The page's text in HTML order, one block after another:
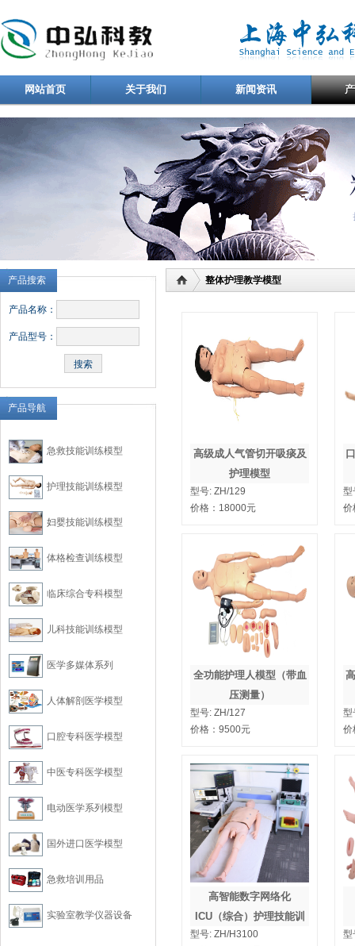
网站首页 关于我们 新闻资讯
产品搜索
产品名称：
产品型号：
产品导航
急救技能训练模型
护理技能训练模型
妇婴技能训练模型
体格检查训练模型
临床综合专科模型
儿科技能训练模型
医学多媒体系列
人体解剖医学模型
口腔专科医学模型
中医专科医学模型
电动医学系列模型
国外进口医学模型
急救培训用品
实验室教学仪器设备
整体护理教学模型
高级成人气管切开吸痰及
护理模型
型号:ZH/129
价格： 18000元
价
全功能护理人模型（带血
压测量）
型号:ZH/127
价格：9500元
价
高智能数字网络化
ICU（综合）护理技能训
练系统
型号:ZH/H3100